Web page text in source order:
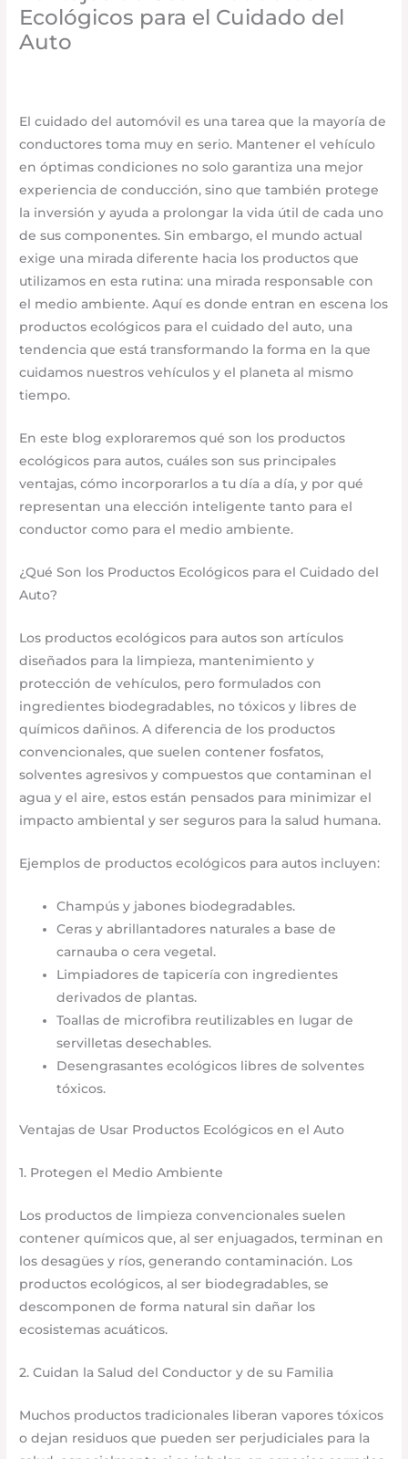
Ecológicos para el Cuidado del
Auto
El cuidado del automóvil es una tarea que la mayoría de
conductores toma muy en serio. Mantener el vehículo
en óptimas condiciones no solo garantiza una mejor
experiencia de conducción, sino que también protege
la inversión y ayuda a prolongar la vida útil de cada uno
de sus componentes. Sin embargo, el mundo actual
exige una mirada diferente hacia los productos que
utilizamos en esta rutina: una mirada responsable con
el medio ambiente. Aquí es donde entran en escena los
productos ecológicos para el cuidado del auto, una
tendencia que está transformando la forma en la que
cuidamos nuestros vehículos y el planeta al mismo
tiempo.
En este blog exploraremos qué son los productos
ecológicos para autos, cuáles son sus principales
ventajas, cómo incorporarlos a tu día a día, y por qué
representan una elección inteligente tanto para el
conductor como para el medio ambiente.
¿Qué Son los Productos Ecológicos para el Cuidado del
Auto?
Los productos ecológicos para autos son artículos
diseñados para la limpieza, mantenimiento y
protección de vehículos, pero formulados con
ingredientes biodegradables, no tóxicos y libres de
químicos dañinos. A diferencia de los productos
convencionales, que suelen contener fosfatos,
solventes agresivos y compuestos que contaminan el
agua y el aire, estos están pensados para minimizar el
impacto ambiental y ser seguros para la salud humana.
Ejemplos de productos ecológicos para autos incluyen:
Champús y jabones biodegradables.
Ceras y abrillantadores naturales a base de
carnauba o cera vegetal.
Limpiadores de tapicería con ingredientes
derivados de plantas.
Toallas de microfibra reutilizables en lugar de
servilletas desechables.
Desengrasantes ecológicos libres de solventes
tóxicos.
Ventajas de Usar Productos Ecológicos en el Auto
1. Protegen el Medio Ambiente
Los productos de limpieza convencionales suelen
contener químicos que, al ser enjuagados, terminan en
los desagües y ríos, generando contaminación. Los
productos ecológicos, al ser biodegradables, se
descomponen de forma natural sin dañar los
ecosistemas acuáticos.
2. Cuidan la Salud del Conductor y de su Familia
Muchos productos tradicionales liberan vapores tóxicos
o dejan residuos que pueden ser perjudiciales para la